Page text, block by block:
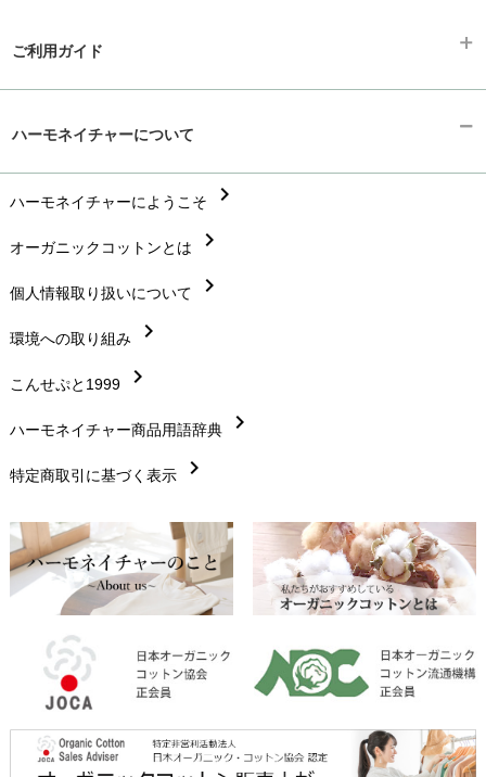
ご利用ガイド
配送と送料chevron_right
在庫状況と発送予定chevron_right
サイズ・寸法chevron_right
生地・素材chevron_right
お手入れについて chevron_right
レビューを書こうchevron_right
返品交換chevron_right
FAXでのご注文 chevron_right
お問い合わせchevron_right
ハーモネイチャーについて
ハーモネイチャーにようこそ chevron_right
オーガニックコットンとは chevron_right
個人情報取り扱いについて chevron_right
環境への取り組み chevron_right
こんせぷと1999 chevron_right
ハーモネイチャー商品用語辞典 chevron_right
特定商取引に基づく表示 chevron_right